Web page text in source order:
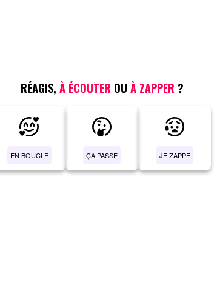
RÉAGIS, À ÉCOUTER OU À ZAPPER ?
EN BOUCLE ÇA PASSE JE ZAPPE